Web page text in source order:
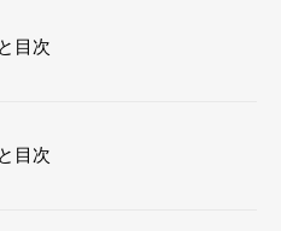
目次
目次